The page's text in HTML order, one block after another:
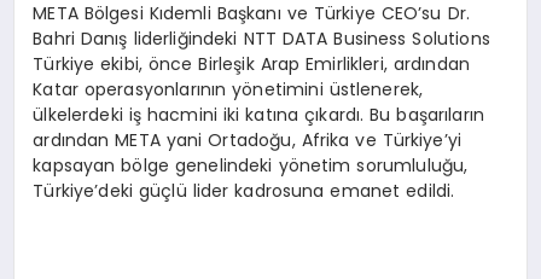
META Bölgesi Kıdemli Başkanı ve Türkiye CEO’su Dr.
Bahri Danış liderliğindeki NTT DATA Business Solutions
Türkiye ekibi, önce Birleşik Arap Emirlikleri, ardından
Katar operasyonlarının yönetimini üstlenerek,
ülkelerdeki iş hacmini iki katına çıkardı. Bu başarıların
ardından META yani Ortadoğu, Afrika ve Türkiye’yi
kapsayan bölge genelindeki yönetim sorumluluğu,
Türkiye’deki güçlü lider kadrosuna emanet edildi.